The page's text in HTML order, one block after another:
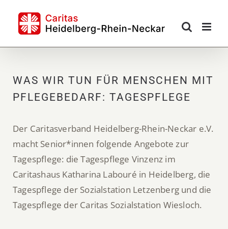
content
WAS WIR TUN FÜR MENSCHEN MIT
PFLEGEBEDARF: TAGESPFLEGE
Der Caritasverband Heidelberg-Rhein-Neckar e.V.
macht Senior*innen folgende Angebote zur
Tagespflege: die Tagespflege Vinzenz im
Caritashaus Katharina Labouré in Heidelberg, die
Tagespflege der Sozialstation Letzenberg und die
Tagespflege der Caritas Sozialstation Wiesloch.